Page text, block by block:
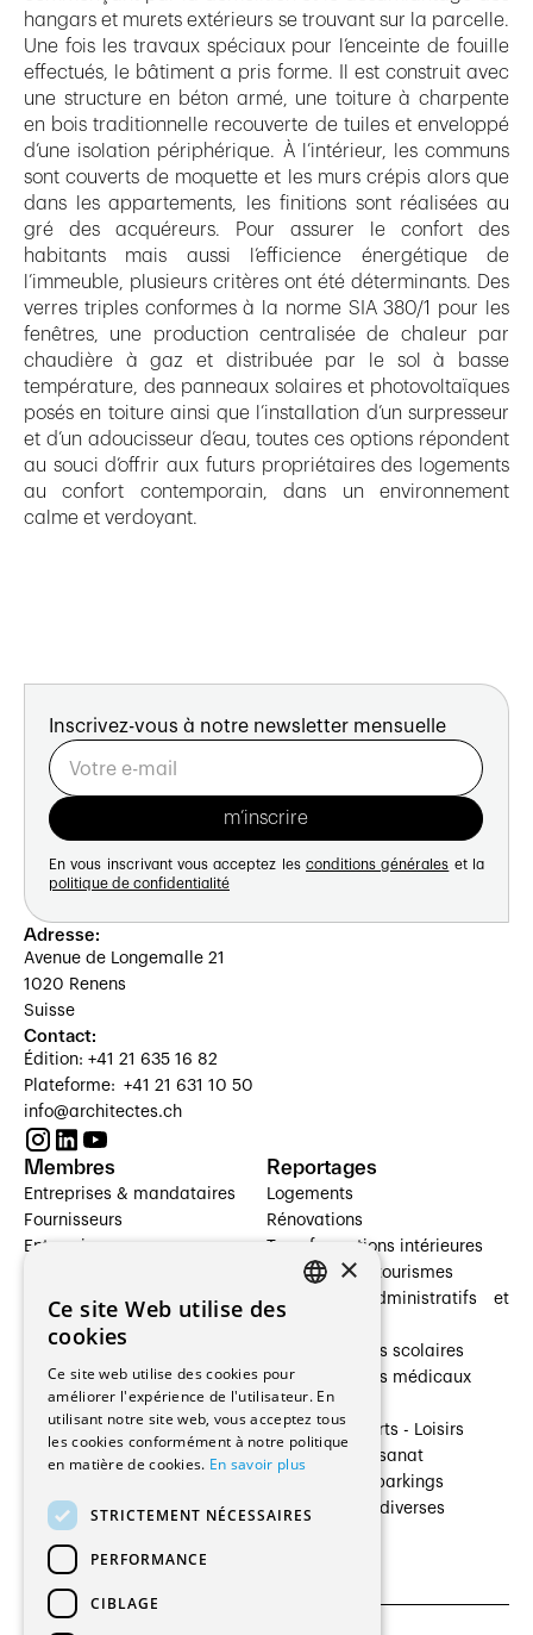
hangars et murets extérieurs se trouvant sur la parcelle.
Une fois les travaux spéciaux pour l’enceinte de fouille
effectués, le bâtiment a pris forme. Il est construit avec
une structure en béton armé, une toiture à charpente
en bois traditionnelle recouverte de tuiles et enveloppé
d’une isolation périphérique. À l’intérieur, les communs
sont couverts de moquette et les murs crépis alors que
dans les appartements, les finitions sont réalisées au
gré des acquéreurs. Pour assurer le confort des
habitants mais aussi l’efficience énergétique de
l’immeuble, plusieurs critères ont été déterminants. Des
verres triples conformes à la norme SIA 380/1 pour les
fenêtres, une production centralisée de chaleur par
chaudière à gaz et distribuée par le sol à basse
température, des panneaux solaires et photovoltaïques
posés en toiture ainsi que l’installation d’un surpresseur
et d’un adoucisseur d’eau, toutes ces options répondent
au souci d’offrir aux futurs propriétaires des logements
au confort contemporain, dans un environnement
calme et verdoyant.
Inscrivez-vous à notre newsletter mensuelle
En vous inscrivant vous acceptez les conditions générales et la
politique de confidentialité
Adresse:
Avenue de Longemalle 21
1020 Renens
Suisse
Contact:
Édition: +41 21 635 16 82
Plateforme: +41 21 631 10 50
info@architectes.ch
Membres
Entreprises & mandataires
Fournisseurs
Entreprises
Architectes paysagistes
Architectes d'intérieur
Entreprises générales
Ingénieurs et mandataires
Fabricants / Fournisseurs
Régies immobilières
Gestion PPE
Reportages
Logements
Rénovations
Transformations intérieures
Hôtelleries et tourismes
Bâtiments administratifs et
Établissements scolaires
Établissements médicaux
Villas
Cultures - Sports - Loisirs
Industrie - Artisanat
Transports et parkings
Constructions diverses
×
Ce site Web utilise des
cookies
Ce site web utilise des cookies pour
améliorer l'expérience de l'utilisateur. En
utilisant notre site web, vous acceptez tous
les cookies conformément à notre politique
en matière de cookies. En savoir plus
STRICTEMENT NÉCESSAIRES
PERFORMANCE
CIBLAGE